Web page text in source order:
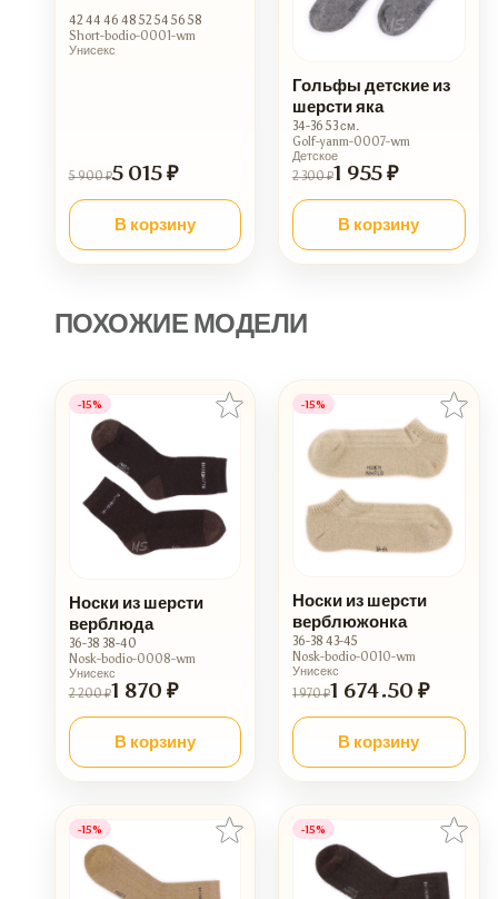
42 44 46 48 52 54 56 58
Short-bodio-0001-wm
Унисекс
5 900 ₽5 015 ₽
В корзину
Гольфы детские из
шерсти яка
34-36 53 см.
Golf-yanm-0007-wm
Детское
2 300 ₽1 955 ₽
В корзину
ПОХОЖИЕ МОДЕЛИ
Носки из шерсти
верблюда
36-38 38-40
Nosk-bodio-0008-wm
Унисекс
2 200 ₽1 870 ₽
В корзину
-15%
Носки из шерсти
верблюжонка
36-38 43-45
Nosk-bodio-0010-wm
Унисекс
1 970 ₽1 674.50 ₽
В корзину
-15%
-15% -15%